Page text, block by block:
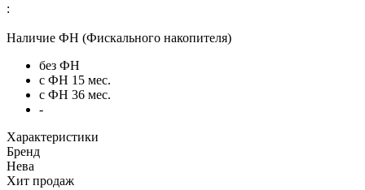
:
Наличие ФН (Фискального накопителя)
без ФН
с ФН 15 мес.
с ФН 36 мес.
-
Характеристики
Бренд
Нева
Хит продаж